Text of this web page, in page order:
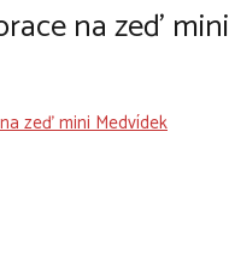
na zeď mini